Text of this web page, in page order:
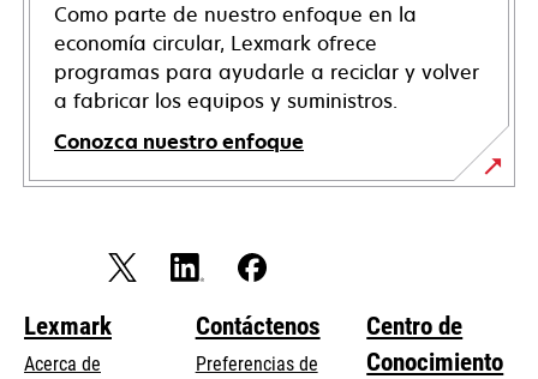
Como parte de nuestro enfoque en la
economía circular, Lexmark ofrece
programas para ayudarle a reciclar y volver
a fabricar los equipos y suministros.
Conozca nuestro enfoque
Lexmark
Acerca de
Contáctenos
Preferencias de
Centro de
Conocimiento